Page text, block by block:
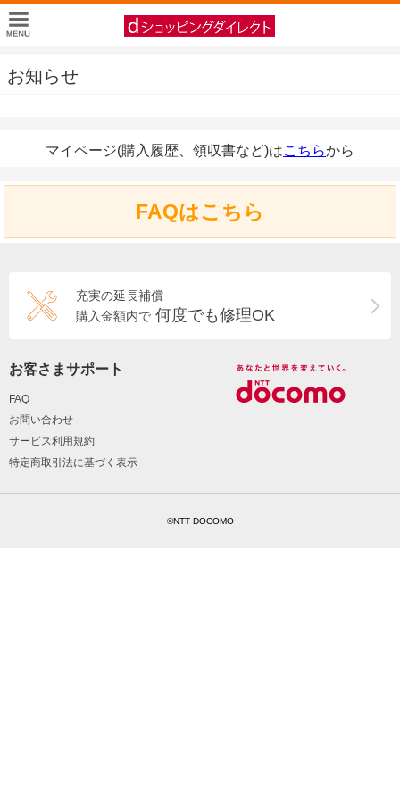
お知らせ
マイページ(購入履歴、領収書など)はこちらから
FAQはこちら
充実の延長補償
購入金額内で 何度でも修理OK
お客さまサポート
FAQ
お問い合わせ
サービス利用規約
特定商取引法に基づく表示
©NTT DOCOMO